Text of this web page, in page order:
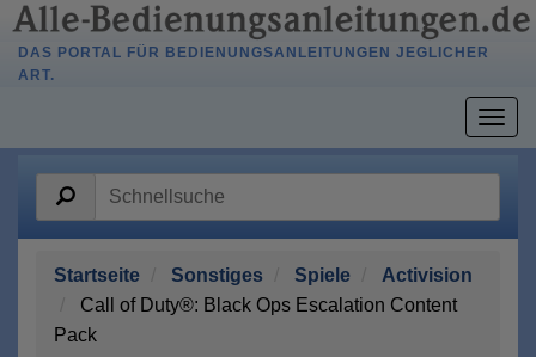
DAS PORTAL FÜR BEDIENUNGSANLEITUNGEN JEGLICHER
ART.
Startseite Sonstiges Spiele
Activision
Call of Duty®: Black Ops Escalation Content
Pack